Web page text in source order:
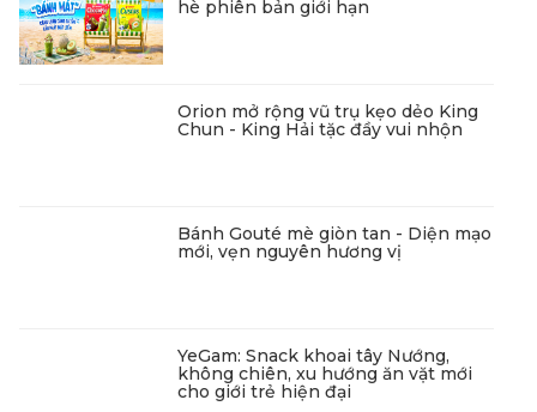
hè phiên bản giới hạn
Orion mở rộng vũ trụ kẹo dẻo King
Chun - King Hải tặc đầy vui nhộn
Bánh Gouté mè giòn tan - Diện mạo
mới, vẹn nguyên hương vị
YeGam: Snack khoai tây Nướng,
không chiên, xu hướng ăn vặt mới
cho giới trẻ hiện đại